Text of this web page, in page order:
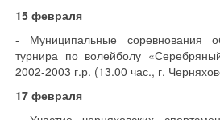
15 февраля
- Муниципальные соревнования
турнира по волейболу
2002-2003 г.р. (13.00 час., г.
17 февраля